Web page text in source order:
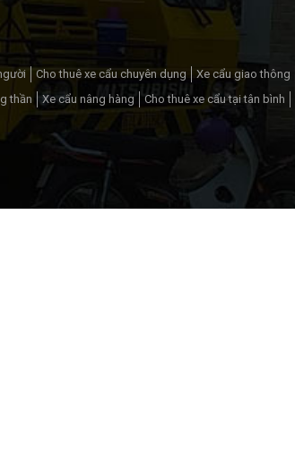
Cho thuê xe cẩu chuyên dụng Xe cẩu giao thông
thần Xe cẩu nâng hàng Cho thuê xe cẩu tại tân bình